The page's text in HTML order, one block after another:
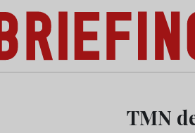
Briefing: Todas as notícias sobre os
TMN